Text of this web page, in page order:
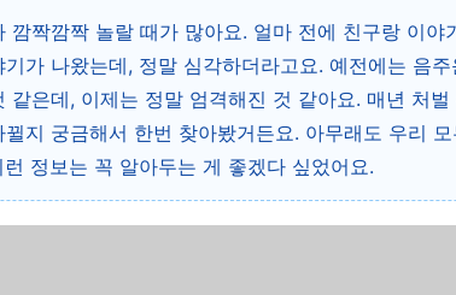
깜짝깜짝 놀랄 때가 많아요. 얼마 전에 친구랑 이야
가 나왔는데, 정말 심각하더라고요. 예전에는 음
같은데, 이제는 정말 엄격해진 것 같아요. 매년 처
지 궁금해서 한번 찾아봤거든요. 아무래도 우리
정보는 꼭 알아두는 게 좋겠다 싶었어요.